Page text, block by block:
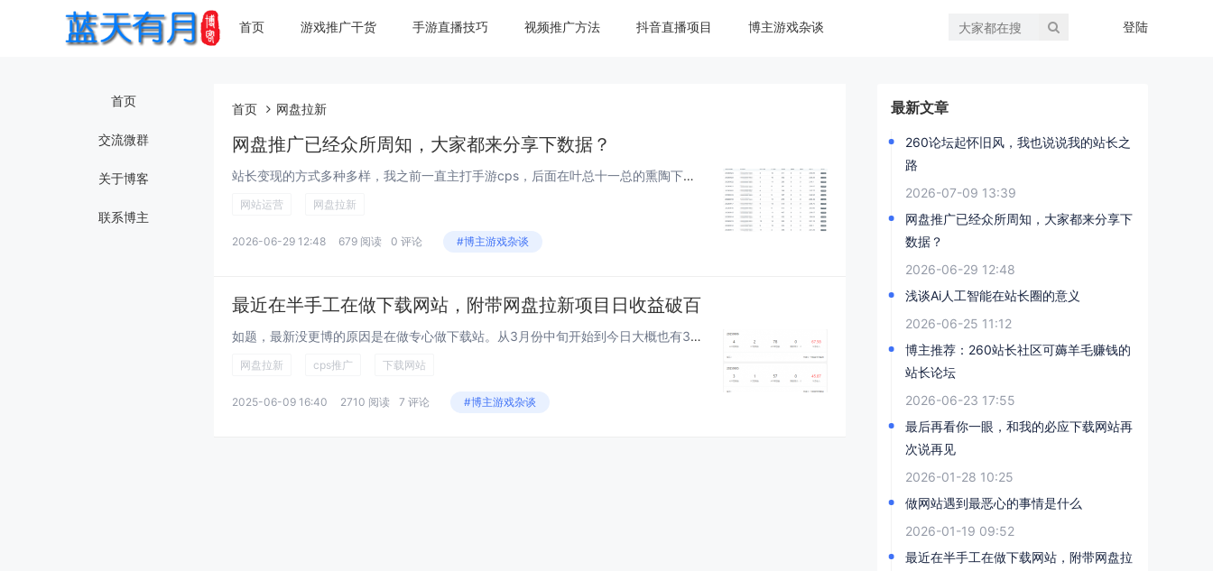
首页 游戏推广干货 手游直播技巧 视频推广方法 抖音直播项目 博主游戏杂谈 登陆
首页
交流微群
关于博客
联系博主
首页 网盘拉新
网盘推广已经众所周知，大家都来分享下数据？
站长变现的方式多种多样，我之前一直主打手游cps，后面在叶总十一总的熏陶下，也做了网盘推广，也做了一些成绩。不仅我自己，我下面的线下也一样，都有起来的。还没做的，或者想做的想学习的加我线下一起交流学习。请关注微信公众号：快快推管家，关注公众...
网站运营 网盘拉新
2026-06-29 12:48 679 阅读 0 评论 #博主游戏杂谈
最近在半手工在做下载网站，附带网盘拉新项目日收益破百
如题，最新没更博的原因是在做专心做下载站。从3月份中旬开始到今日大概也有3个多月了，先是把自己的网站重新做了一套模板，更契合或者看起来更像一个不错的下载门户了。我的老网站游戏蝴蝶之所以卖了，是因为那个是纯粹的游戏攻略站，不是我理想的网站样子...
网盘拉新 cps推广 下载网站
2025-06-09 16:40 2710 阅读 7 评论 #博主游戏杂谈
最新文章
260论坛起怀旧风，我也说说我的站长之
路
2026-07-09 13:39
网盘推广已经众所周知，大家都来分享下
数据？
2026-06-29 12:48
浅谈Ai人工智能在站长圈的意义
2026-06-25 11:12
博主推荐：260站长社区可薅羊毛赚钱的
站长论坛
2026-06-23 17:55
最后再看你一眼，和我的必应下载网站再
次说再见
2026-01-28 10:25
做网站遇到最恶心的事情是什么
2026-01-19 09:52
最近在半手工在做下载网站，附带网盘拉